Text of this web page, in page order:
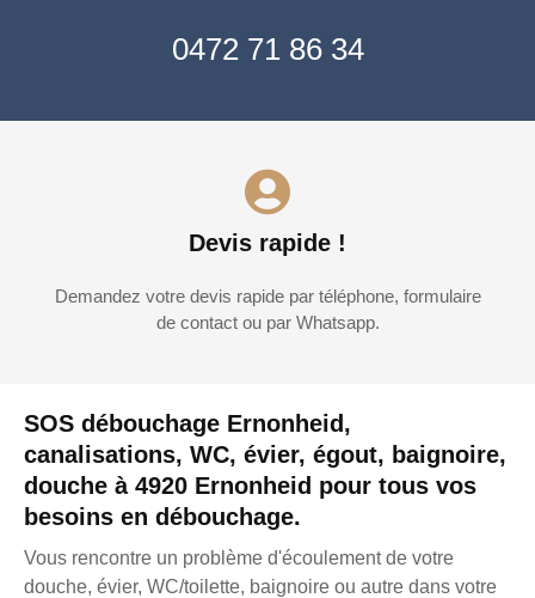
SOS débouchage Ernonheid,
canalisations, WC, évier, égout, baignoire,
douche à 4920 Ernonheid pour tous vos
besoins en débouchage.
Vous rencontre un problème d'écoulement de votre
douche, évier, WC/toilette, baignoire ou autre dans votre
0472 71 86 34
Devis rapide !
Demandez votre devis rapide par téléphone, formulaire
de contact ou par Whatsapp.